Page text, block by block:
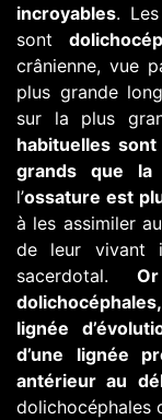
incroyables.
sont
crânienne, vue
plus grande
sur la plus
habituelles sont
grands que la
l’ossature est
à les assimiler
de leur vivant
sacerdotal.
dolichocéphales,
lignée
d’une lignée
antérieur au
dolichocéphales